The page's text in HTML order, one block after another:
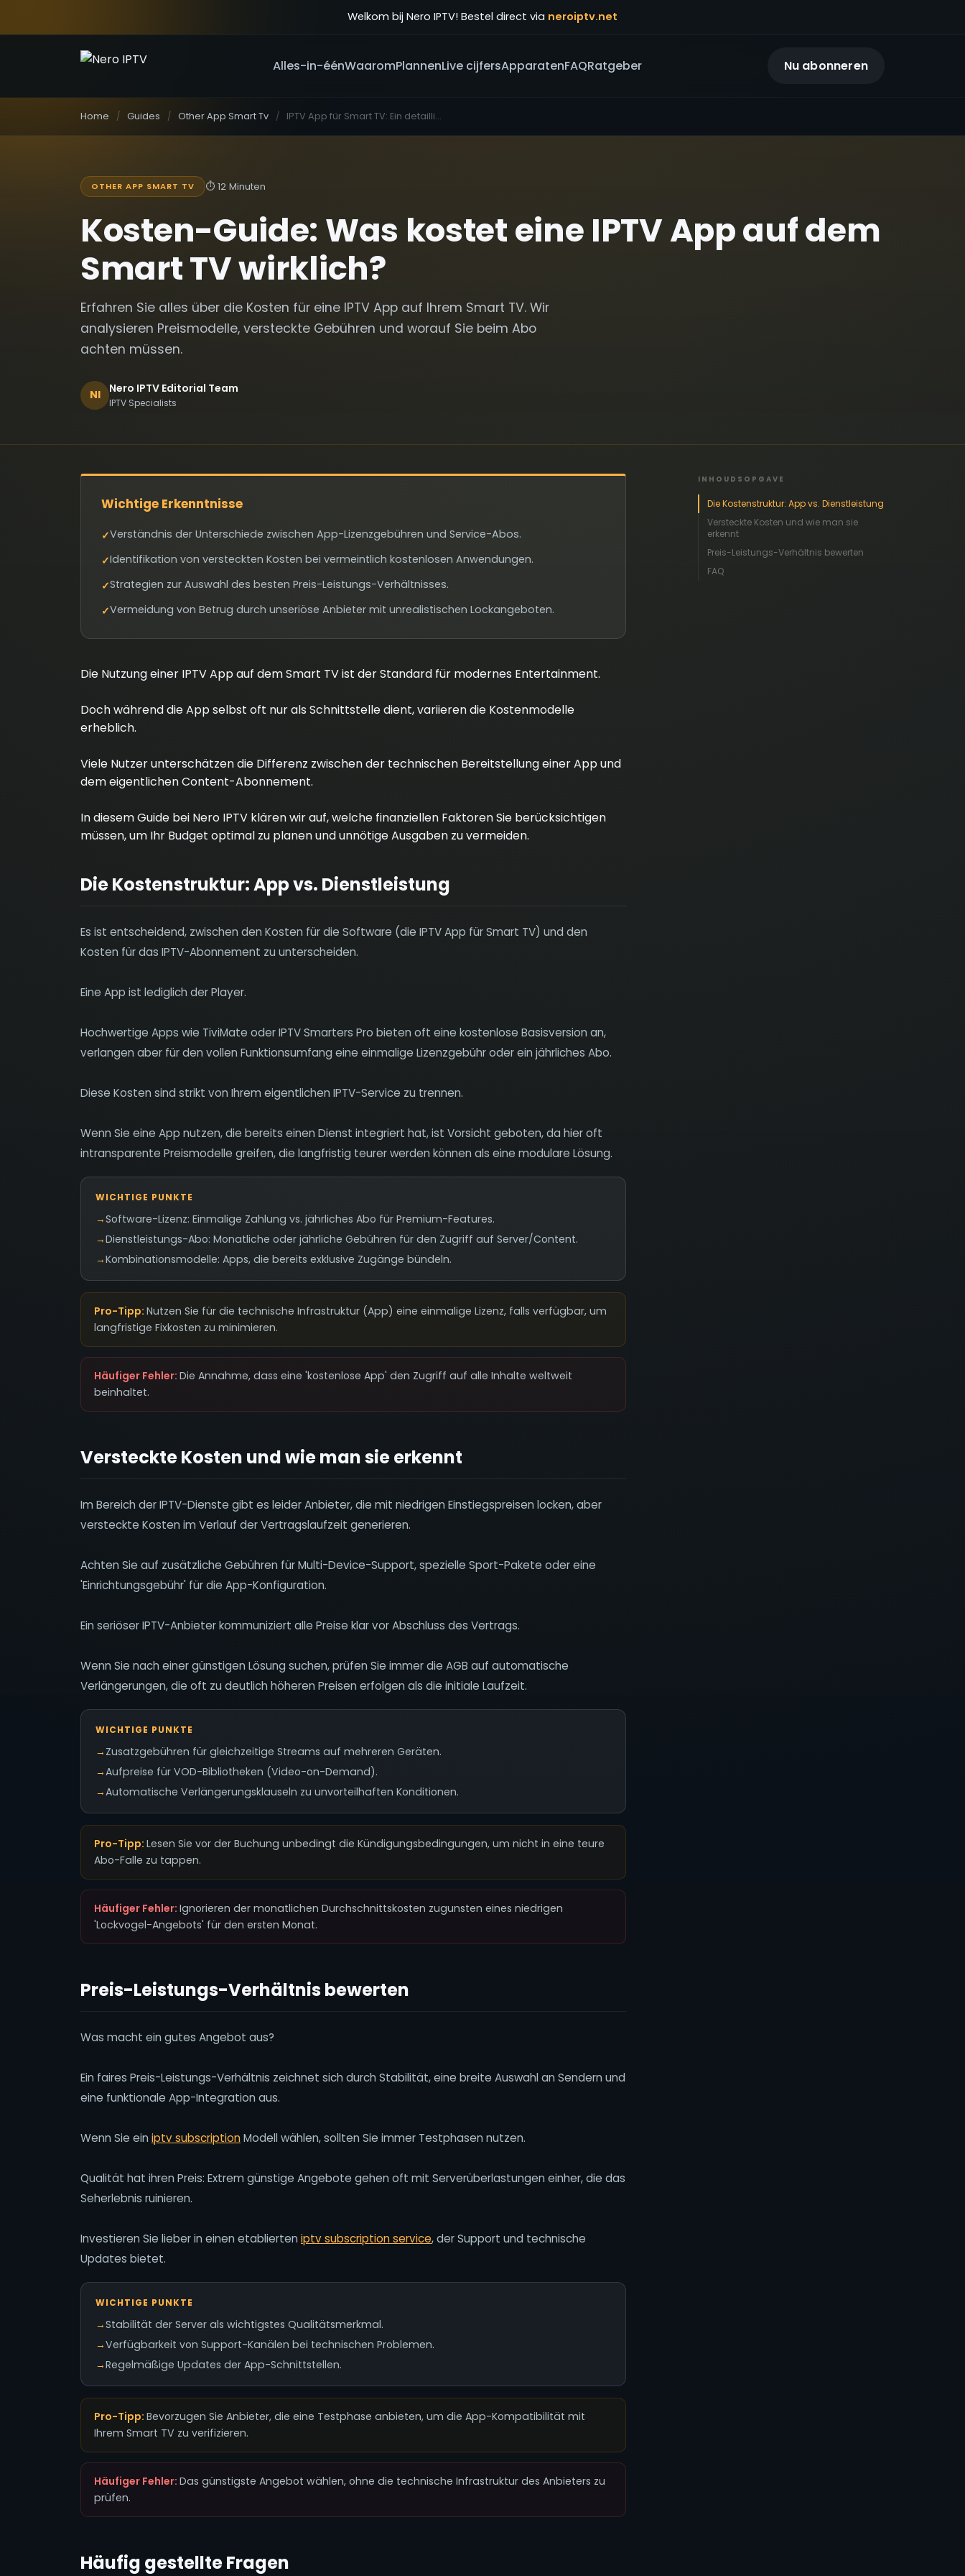
Welkom bij Nero IPTV! Bestel direct via neroiptv.net
Alles-in-éénWaaromPlannenLive cijfersApparatenFAQRatgeber Nu abonneren
Home Guides Other App Smart Tv IPTV App für Smart TV: Ein detaillierter Kosten-Guide
OTHER APP SMART TV ⏱ 12 Minuten
Kosten-Guide: Was kostet eine IPTV App auf dem
Smart TV wirklich?
Erfahren Sie alles über die Kosten für eine IPTV App auf Ihrem Smart TV. Wir
analysieren Preismodelle, versteckte Gebühren und worauf Sie beim Abo
achten müssen.
NI Nero IPTV Editorial Team
IPTV Specialists
Wichtige Erkenntnisse
✓Verständnis der Unterschiede zwischen App-Lizenzgebühren und Service-Abos.
✓Identifikation von versteckten Kosten bei vermeintlich kostenlosen Anwendungen.
✓Strategien zur Auswahl des besten Preis-Leistungs-Verhältnisses.
✓Vermeidung von Betrug durch unseriöse Anbieter mit unrealistischen Lockangeboten.
Die Nutzung einer IPTV App auf dem Smart TV ist der Standard für modernes Entertainment.
Doch während die App selbst oft nur als Schnittstelle dient, variieren die Kostenmodelle
erheblich.
Viele Nutzer unterschätzen die Differenz zwischen der technischen Bereitstellung einer App und
dem eigentlichen Content-Abonnement.
In diesem Guide bei Nero IPTV klären wir auf, welche finanziellen Faktoren Sie berücksichtigen
müssen, um Ihr Budget optimal zu planen und unnötige Ausgaben zu vermeiden.
Die Kostenstruktur: App vs. Dienstleistung
Es ist entscheidend, zwischen den Kosten für die Software (die IPTV App für Smart TV) und den
Kosten für das IPTV-Abonnement zu unterscheiden.
Eine App ist lediglich der Player.
Hochwertige Apps wie TiviMate oder IPTV Smarters Pro bieten oft eine kostenlose Basisversion an,
verlangen aber für den vollen Funktionsumfang eine einmalige Lizenzgebühr oder ein jährliches Abo.
Diese Kosten sind strikt von Ihrem eigentlichen IPTV-Service zu trennen.
Wenn Sie eine App nutzen, die bereits einen Dienst integriert hat, ist Vorsicht geboten, da hier oft
intransparente Preismodelle greifen, die langfristig teurer werden können als eine modulare Lösung.
WICHTIGE PUNKTE
→Software-Lizenz: Einmalige Zahlung vs. jährliches Abo für Premium-Features.
→Dienstleistungs-Abo: Monatliche oder jährliche Gebühren für den Zugriff auf Server/Content.
→Kombinationsmodelle: Apps, die bereits exklusive Zugänge bündeln.
Pro-Tipp: Nutzen Sie für die technische Infrastruktur (App) eine einmalige Lizenz, falls verfügbar, um
langfristige Fixkosten zu minimieren.
Häufiger Fehler: Die Annahme, dass eine 'kostenlose App' den Zugriff auf alle Inhalte weltweit
beinhaltet.
Versteckte Kosten und wie man sie erkennt
Im Bereich der IPTV-Dienste gibt es leider Anbieter, die mit niedrigen Einstiegspreisen locken, aber
versteckte Kosten im Verlauf der Vertragslaufzeit generieren.
Achten Sie auf zusätzliche Gebühren für Multi-Device-Support, spezielle Sport-Pakete oder eine
'Einrichtungsgebühr' für die App-Konfiguration.
Ein seriöser IPTV-Anbieter kommuniziert alle Preise klar vor Abschluss des Vertrags.
Wenn Sie nach einer günstigen Lösung suchen, prüfen Sie immer die AGB auf automatische
Verlängerungen, die oft zu deutlich höheren Preisen erfolgen als die initiale Laufzeit.
WICHTIGE PUNKTE
→ Zusatzgebühren für gleichzeitige Streams auf mehreren Geräten.
→Aufpreise für VOD-Bibliotheken (Video-on-Demand).
→Automatische Verlängerungsklauseln zu unvorteilhaften Konditionen.
Pro-Tipp: Lesen Sie vor der Buchung unbedingt die Kündigungsbedingungen, um nicht in eine teure
Abo-Falle zu tappen.
Häufiger Fehler: Ignorieren der monatlichen Durchschnittskosten zugunsten eines niedrigen
'Lockvogel-Angebots' für den ersten Monat.
Preis-Leistungs-Verhältnis bewerten
Was macht ein gutes Angebot aus?
Ein faires Preis-Leistungs-Verhältnis zeichnet sich durch Stabilität, eine breite Auswahl an Sendern und
eine funktionale App-Integration aus.
Wenn Sie ein iptv subscriptionModell wählen, sollten Sie immer Testphasen nutzen.
Qualität hat ihren Preis: Extrem günstige Angebote gehen oft mit Serverüberlastungen einher, die das
Seherlebnis ruinieren.
Investieren Sie lieber in einen etablierten iptv subscription service, der Support und technische
Updates bietet.
WICHTIGE PUNKTE
→Stabilität der Server als wichtigstes Qualitätsmerkmal.
→Verfügbarkeit von Support-Kanälen bei technischen Problemen.
→Regelmäßige Updates der App-Schnittstellen.
Pro-Tipp: Bevorzugen Sie Anbieter, die eine Testphase anbieten, um die App-Kompatibilität mit
Ihrem Smart TV zu verifizieren.
Häufiger Fehler: Das günstigste Angebot wählen, ohne die technische Infrastruktur des Anbieters zu
prüfen.
Häufig gestellte Fragen
INHOUDSOPGAVE
Die Kostenstruktur: App vs. Dienstleistung
Versteckte Kosten und wie man sie
erkennt
Preis-Leistungs-Verhältnis bewerten
FAQ